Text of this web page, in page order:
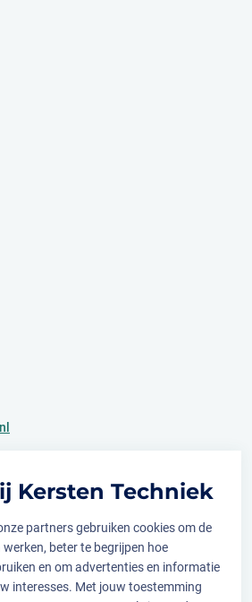
Kersten Techniek
partners gebruiken cookies om de
beter te begrijpen hoe
en om advertenties en informatie
interesses. Met jouw toestemming